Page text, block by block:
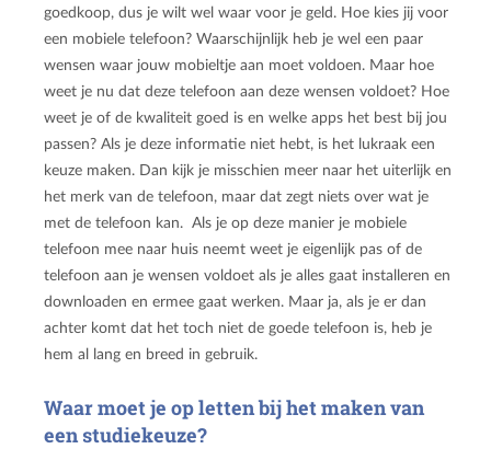
goedkoop, dus je wilt wel waar voor je geld. Hoe kies jij voor
een mobiele telefoon? Waarschijnlijk heb je wel een paar
wensen waar jouw mobieltje aan moet voldoen. Maar hoe
weet je nu dat deze telefoon aan deze wensen voldoet? Hoe
weet je of de kwaliteit goed is en welke apps het best bij jou
passen? Als je deze informatie niet hebt, is het lukraak een
keuze maken. Dan kijk je misschien meer naar het uiterlijk en
het merk van de telefoon, maar dat zegt niets over wat je
met de telefoon kan. Als je op deze manier je mobiele
telefoon mee naar huis neemt weet je eigenlijk pas of de
telefoon aan je wensen voldoet als je alles gaat installeren en
downloaden en ermee gaat werken. Maar ja, als je er dan
achter komt dat het toch niet de goede telefoon is, heb je
hem al lang en breed in gebruik.
Waar moet je op letten bij het maken van
een studiekeuze?